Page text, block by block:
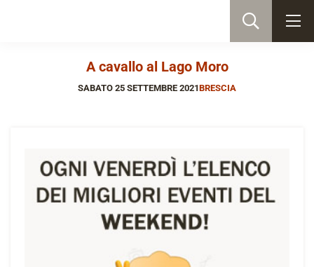
A cavallo al Lago Moro
SABATO 25 SETTEMBRE 2021BRESCIA